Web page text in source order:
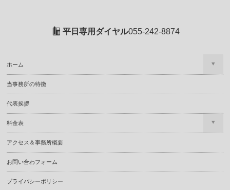
平日専用ダイヤル055-242-8874
ホーム
当事務所の特徴
代表挨拶
料金表
アクセス＆事務所概要
お問い合わフォーム
プライバシーポリシー